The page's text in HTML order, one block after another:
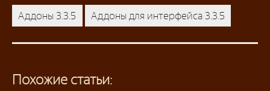
Аддоны 3.3.5 Аддоны для интерфейса 3.3.5
Похожие статьи: